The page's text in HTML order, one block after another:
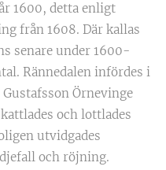
1600, detta enligt
från 1608. Där kallas
senare under 1600-
Rännedalen infördes i
Örnevinge
och lottlades
utvidgades
och röjning.